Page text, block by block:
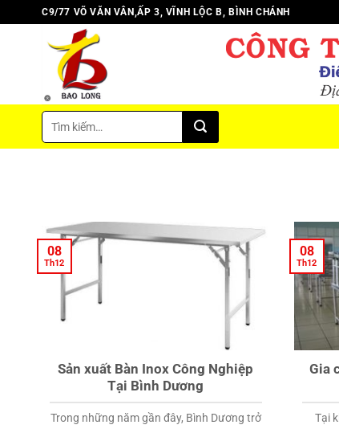
đến
C9/77 VÕ VĂN VÂN,ẤP 3, VĨNH LỘC B, BÌNH CHÁNH
Tìm
kiếm:
Sản xuất Bàn Inox Công Nghiệp
Tại Bình Dương
Trong những năm gần đây, Bình Dương trở
08
Th12
Gia
Tại
08
Th12